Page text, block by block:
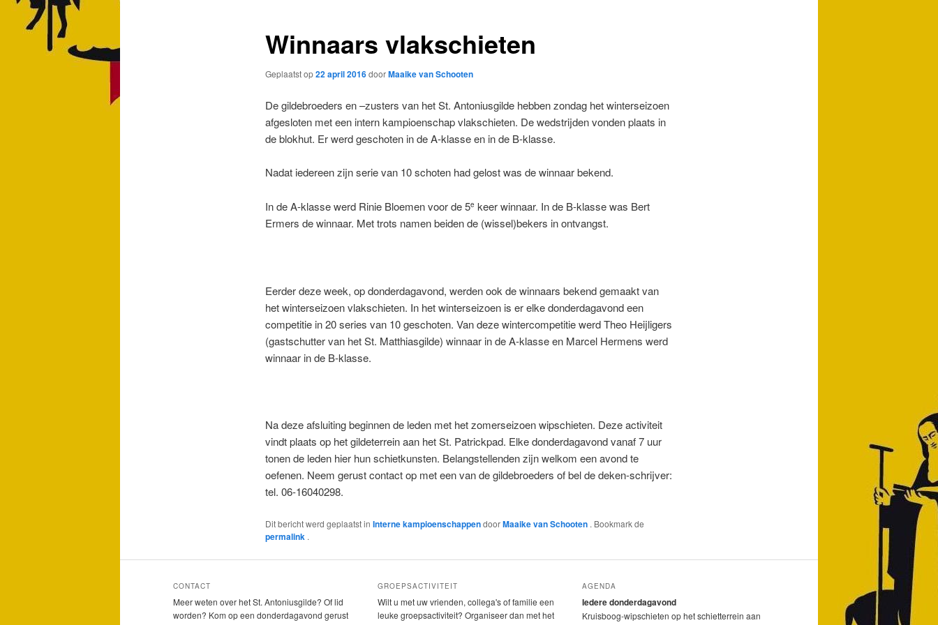
Winnaars vlakschieten
Geplaatst op22 april 2016doorMaaike van Schooten
De gildebroeders en –zusters van het St. Antoniusgilde hebben zondag het winterseizoen
afgesloten met een intern kampioenschap vlakschieten. De wedstrijden vonden plaats in
de blokhut. Er werd geschoten in de A-klasse en in de B-klasse.
Nadat iedereen zijn serie van 10 schoten had gelost was de winnaar bekend.
In de A-klasse werd Rinie Bloemen voor de 5e keer winnaar. In de B-klasse was Bert
Ermers de winnaar. Met trots namen beiden de (wissel)bekers in ontvangst.
Eerder deze week, op donderdagavond, werden ook de winnaars bekend gemaakt van
het winterseizoen vlakschieten. In het winterseizoen is er elke donderdagavond een
competitie in 20 series van 10 geschoten. Van deze wintercompetitie werd Theo Heijligers
(gastschutter van het St. Matthiasgilde) winnaar in de A-klasse en Marcel Hermens werd
winnaar in de B-klasse.
Na deze afsluiting beginnen de leden met het zomerseizoen wipschieten. Deze activiteit
vindt plaats op het gildeterrein aan het St. Patrickpad. Elke donderdagavond vanaf 7 uur
tonen de leden hier hun schietkunsten. Belangstellenden zijn welkom een avond te
oefenen. Neem gerust contact op met een van de gildebroeders of bel de deken-schrijver:
tel. 06-16040298.
Dit bericht werd geplaatst in Interne kampioenschappendoorMaaike van Schooten . Bookmark de
permalink .
CONTACT
Meer weten over het St. Antoniusgilde? Of lid
worden? Kom op een donderdagavond gerust
GROEPSACTIVITEIT
Wilt u met uw vrienden, collega's of familie een
leuke groepsactiviteit? Organiseer dan met het
AGENDA
Iedere donderdagavond
Kruisboog-wipschieten op het schietterrein aan